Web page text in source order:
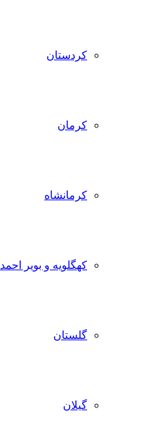
کردستان
کرمان
کرمانشاه
کهگلویه و بویر احمد
گلستان
گیلان